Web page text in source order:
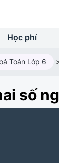
Học phí
Toán Lớp 6
số